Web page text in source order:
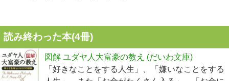
読み終わった本(4冊)
図解 ユダヤ人大富豪の教え (だいわ文庫)
「好きなことをする人生」、「嫌いなことをする